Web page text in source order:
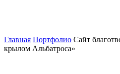
Главная Портфолио Сайт
крылом Альбатроса»